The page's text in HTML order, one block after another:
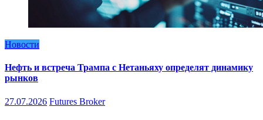
Новости
Нефть и встреча Трампа с Нетаньяху определят динамику
рынков
27.07.2026 Futures Broker